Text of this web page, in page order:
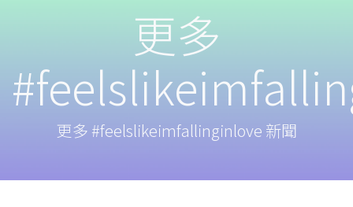
更多
更多 #feelslikeimfallinginlove 新聞